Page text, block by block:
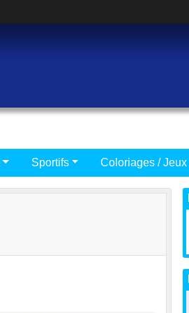
Sportifs Coloriages / Jeux